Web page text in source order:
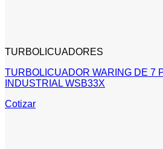
TURBOLICUADORES
TURBOLICUADOR WARING DE 7
INDUSTRIAL WSB33X
Cotizar